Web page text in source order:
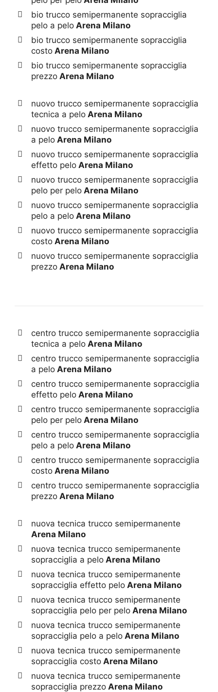
bio trucco semipermanente sopracciglia
pelo a pelo Arena Milano
bio trucco semipermanente sopracciglia
costo Arena Milano
bio trucco semipermanente sopracciglia
prezzo Arena Milano
nuovo trucco semipermanente sopracciglia
tecnica a pelo Arena Milano
nuovo trucco semipermanente sopracciglia
a pelo Arena Milano
nuovo trucco semipermanente sopracciglia
effetto pelo Arena Milano
nuovo trucco semipermanente sopracciglia
pelo per pelo Arena Milano
nuovo trucco semipermanente sopracciglia
pelo a pelo Arena Milano
nuovo trucco semipermanente sopracciglia
costo Arena Milano
nuovo trucco semipermanente sopracciglia
prezzo Arena Milano
centro trucco semipermanente sopracciglia
tecnica a pelo Arena Milano
centro trucco semipermanente sopracciglia
a pelo Arena Milano
centro trucco semipermanente sopracciglia
effetto pelo Arena Milano
centro trucco semipermanente sopracciglia
pelo per pelo Arena Milano
centro trucco semipermanente sopracciglia
pelo a pelo Arena Milano
centro trucco semipermanente sopracciglia
costo Arena Milano
centro trucco semipermanente sopracciglia
prezzo Arena Milano
nuova tecnica trucco semipermanente
Arena Milano
nuova tecnica trucco semipermanente
sopracciglia a pelo Arena Milano
nuova tecnica trucco semipermanente
sopracciglia effetto pelo Arena Milano
nuova tecnica trucco semipermanente
sopracciglia pelo per pelo Arena Milano
nuova tecnica trucco semipermanente
sopracciglia pelo a pelo Arena Milano
nuova tecnica trucco semipermanente
sopracciglia costo Arena Milano
nuova tecnica trucco semipermanente
sopracciglia prezzo Arena Milano